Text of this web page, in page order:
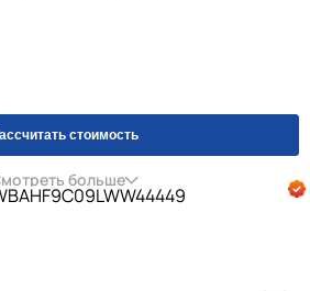
стоимость
больше